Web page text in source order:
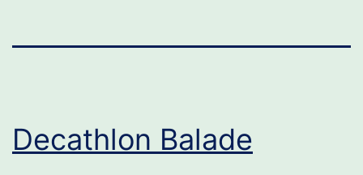
Decathlon Balade